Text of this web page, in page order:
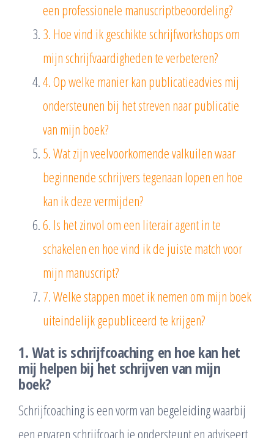
een professionele manuscriptbeoordeling?
3. Hoe vind ik geschikte schrijfworkshops om
mijn schrijfvaardigheden te verbeteren?
4. Op welke manier kan publicatieadvies mij
ondersteunen bij het streven naar publicatie
van mijn boek?
5. Wat zijn veelvoorkomende valkuilen waar
beginnende schrijvers tegenaan lopen en hoe
kan ik deze vermijden?
6. Is het zinvol om een literair agent in te
schakelen en hoe vind ik de juiste match voor
mijn manuscript?
7. Welke stappen moet ik nemen om mijn boek
uiteindelijk gepubliceerd te krijgen?
1. Wat is schrijfcoaching en hoe kan het
mij helpen bij het schrijven van mijn
boek?
Schrijfcoaching is een vorm van begeleiding waarbij
een ervaren schrijfcoach je ondersteunt en adviseert